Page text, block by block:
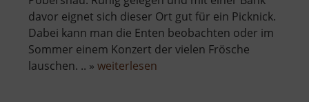
davor eignet sich dieser Ort gut für ein Picknick.
Dabei kann man die Enten beobachten oder im
Sommer einem Konzert der vielen Frösche
lauschen. .. » weiterlesen